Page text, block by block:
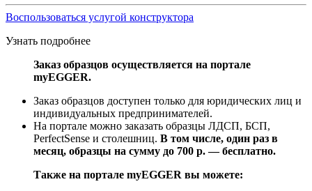
Воспользоваться услугой конструктора
Узнать подробнее
Заказ образцов осуществляется на портале
myEGGER.
Заказ образцов доступен только для юридических лиц и
индивидуальных предпринимателей.
На портале можно заказать образцы ЛДСП, БСП,
PerfectSense и столешниц. В том числе, один раз в
месяц, образцы на сумму до 700 р. — бесплатно.
Также на портале myEGGER вы можете: